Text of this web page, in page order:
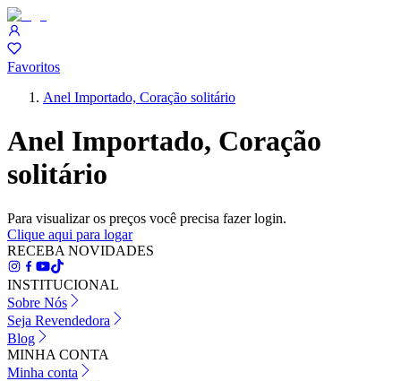
Favoritos
Anel Importado, Coração solitário
Anel Importado, Coração
solitário
Para visualizar os preços você precisa fazer login.
Clique aqui para logar
RECEBA NOVIDADES
INSTITUCIONAL
Sobre Nós
Seja Revendedora
Blog
MINHA CONTA
Minha conta